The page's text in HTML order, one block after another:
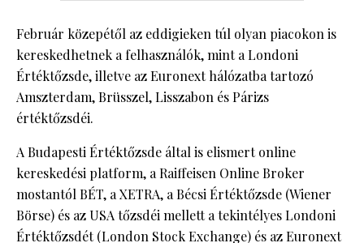
Február közepétől az eddigieken túl olyan piacokon is
kereskedhetnek a felhasználók, mint a Londoni
Értéktőzsde, illetve az Euronext hálózatba tartozó
Amszterdam, Brüsszel, Lisszabon és Párizs
értéktőzsdéi.
A Budapesti Értéktőzsde által is elismert online
kereskedési platform, a Raiffeisen Online Broker
mostantól BÉT, a XETRA, a Bécsi Értéktőzsde (Wiener
Börse) és az USA tőzsdéi mellett a tekintélyes Londoni
Értéktőzsdét (London Stock Exchange) és az Euronext